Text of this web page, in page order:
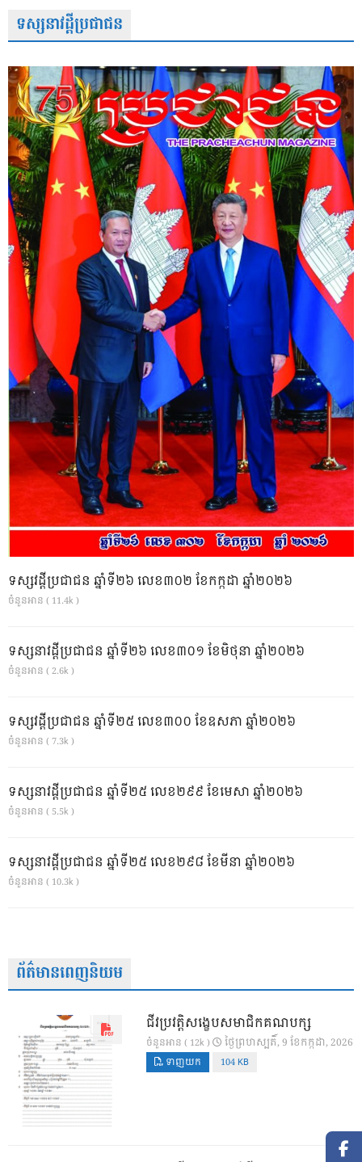
ទស្សនាវដ្តីប្រជាជន
ទស្សវដ្តីប្រជាជន ឆ្នាំទី២៦ លេខ៣០២ ខែកក្កដា ឆ្នាំ២០២៦
ចំនួនអាន ( 11.4k )
ទស្សនាវដ្ដីប្រជាជន ឆ្នាំទី២៦ លេខ៣០១ ខែមិថុនា ឆ្នាំ២០២៦
ចំនួនអាន ( 2.6k )
ទស្សវដ្តីប្រជាជន ឆ្នាំទី២៥ លេខ៣០០ ខែឧសភា ឆ្នាំ២០២៦
ចំនួនអាន ( 7.3k )
ទស្សនាវដ្ដីប្រជាជន ឆ្នាំទី២៥ លេខ២៩៩ ខែមេសា ឆ្នាំ២០២៦
ចំនួនអាន ( 5.5k )
ទស្សនាវដ្ដីប្រជាជន ឆ្នាំទី២៥ លេខ២៩៨ ខែមីនា ឆ្នាំ២០២៦
ចំនួនអាន ( 10.3k )
ព័ត៌មានពេញនិយម
ជីវប្រវត្តិសង្ខេបសមាជិកគណបក្ស
ចំនួនអាន ( 12k ) ថ្ងៃ​ព្រហស្បតិ៍, 9 ខែ​កក្កដា, 2026
ទាញយក 104 KB